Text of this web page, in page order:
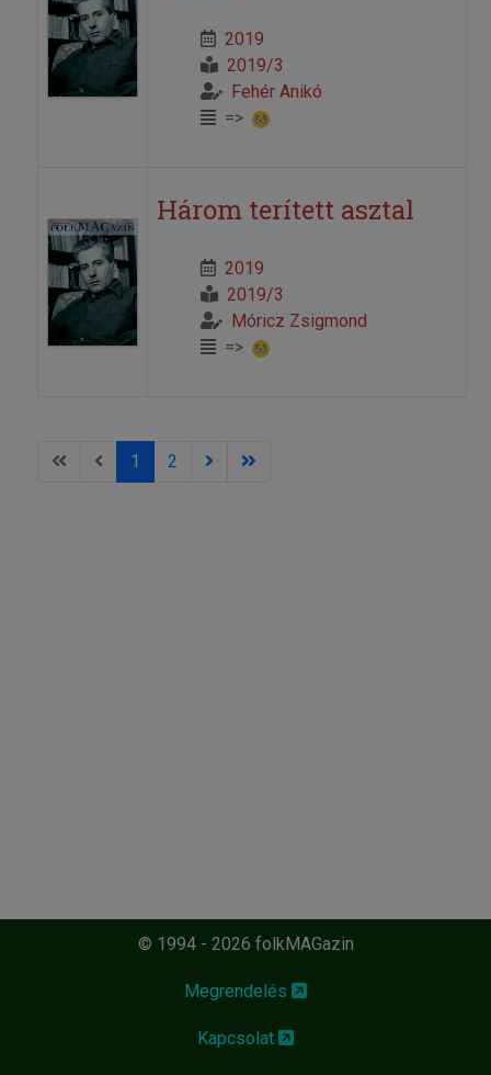
2019
2019/3
Fehér Anikó
=>
Három terített asztal
2019
2019/3
Móricz Zsigmond
=>
1 2
© 1994 - 2026 folkMAGazin
Megrendelés
Kapcsolat